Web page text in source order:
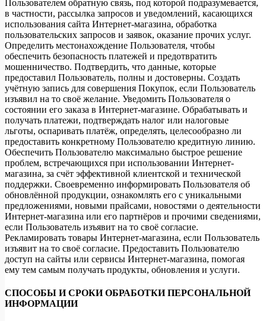
Пользователем обратную связь, под которой подразумевается,
в частности, рассылка запросов и уведомлений, касающихся
использования сайта Интернет-магазина, обработка
пользовательских запросов и заявок, оказание прочих услуг.
Определить местонахождение Пользователя, чтобы
обеспечить безопасность платежей и предотвратить
мошенничество. Подтвердить, что данные, которые
предоставил Пользователь, полны и достоверны. Создать
учётную запись для совершения Покупок, если Пользователь
изъявил на то своё желание. Уведомить Пользователя о
состоянии его заказа в Интернет-магазине. Обрабатывать и
получать платежи, подтверждать налог или налоговые
льготы, оспаривать платёж, определять, целесообразно ли
предоставить конкретному Пользователю кредитную линию.
Обеспечить Пользователю максимально быстрое решение
проблем, встречающихся при использовании Интернет-
магазина, за счёт эффективной клиентской и технической
поддержки. Своевременно информировать Пользователя об
обновлённой продукции, ознакомлять его с уникальными
предложениями, новыми прайсами, новостями о деятельности
Интернет-магазина или его партнёров и прочими сведениями,
если Пользователь изъявит на то своё согласие.
Рекламировать товары Интернет-магазина, если Пользователь
изъявит на то своё согласие. Предоставить Пользователю
доступ на сайты или сервисы Интернет-магазина, помогая
ему тем самым получать продукты, обновления и услуги.
СПОСОБЫ И СРОКИ ОБРАБОТКИ ПЕРСОНАЛЬНОЙ
ИНФОРМАЦИИ